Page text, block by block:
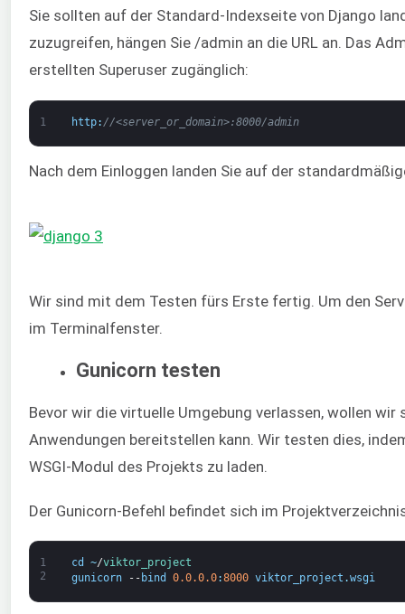
Sie sollten auf der Standard-Indexseite von Django
zuzugreifen, hängen Sie /admin an die URL an. Das
erstellten Superuser zugänglich:
1 http: //<server_or_domain>:8000/admin
Nach dem Einloggen landen Sie auf der
Wir sind mit dem Testen fürs Erste fertig. Um den
im Terminalfenster.
Gunicorn testen
Bevor wir die virtuelle Umgebung verlassen, wollen wir
Anwendungen bereitstellen kann. Wir testen dies,
WSGI-Modul des Projekts zu laden.
Der Gunicorn-Befehl befindet sich im
1
2
cd ~/viktor_project
gunicorn
-- bind 0.0.0.0:8000 viktor_project .wsgi